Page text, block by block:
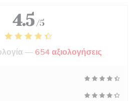
4.5 /5
— 654 αξιολογήσεις